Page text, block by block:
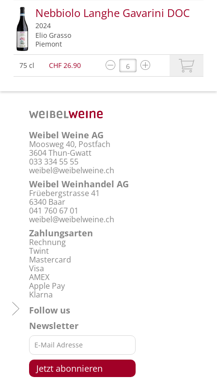
Nebbiolo Langhe Gavarini DOC
2024
Elio Grasso
Piemont
75 cl CHF 26.90
Weibel Weine AG
Moosweg 40, Postfach
3604 Thun-Gwatt
033 334 55 55
weibel@weibelweine.ch
Weibel Weinhandel AG
Früebergstrasse 41
6340 Baar
041 760 67 01
weibel@weibelweine.ch
Zahlungsarten
Rechnung
Twint
Mastercard
Visa
AMEX
Apple Pay
Klarna
Follow us
Newsletter